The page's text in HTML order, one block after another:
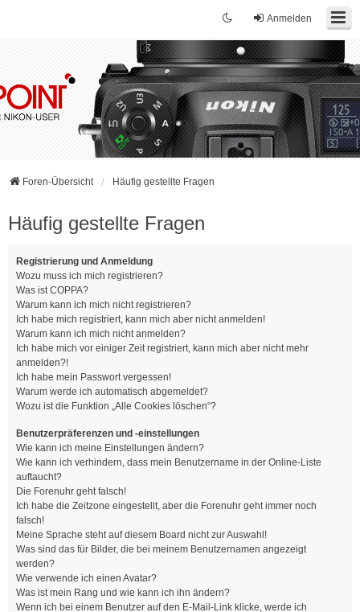
Anmelden
Foren-Übersicht Häufig gestellte Fragen
Häufig gestellte Fragen
Registrierung und Anmeldung
Wozu muss ich mich registrieren?
Was ist COPPA?
Warum kann ich mich nicht registrieren?
Ich habe mich registriert, kann mich aber nicht anmelden!
Warum kann ich mich nicht anmelden?
Ich habe mich vor einiger Zeit registriert, kann mich aber nicht mehr
anmelden?!
Ich habe mein Passwort vergessen!
Warum werde ich automatisch abgemeldet?
Wozu ist die Funktion „Alle Cookies löschen“?
Benutzerpräferenzen und -einstellungen
Wie kann ich meine Einstellungen ändern?
Wie kann ich verhindern, dass mein Benutzername in der Online-Liste
auftaucht?
Die Forenuhr geht falsch!
Ich habe die Zeitzone eingestellt, aber die Forenuhr geht immer noch
falsch!
Meine Sprache steht auf diesem Board nicht zur Auswahl!
Was sind das für Bilder, die bei meinem Benutzernamen angezeigt
werden?
Wie verwende ich einen Avatar?
Was ist mein Rang und wie kann ich ihn ändern?
Wenn ich bei einem Benutzer auf den E-Mail-Link klicke, werde ich